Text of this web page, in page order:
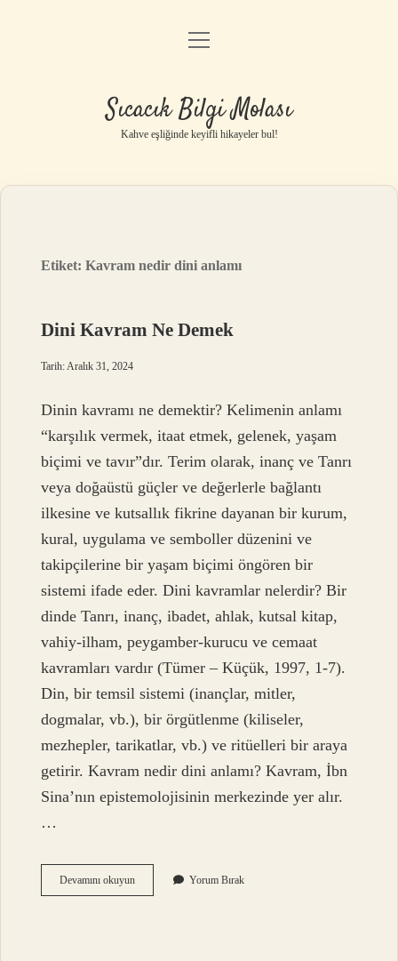
Anasayfa
Yasal Uyarı
menüyü
Sıcacık Bilgi Molası
Kahve eşliğinde keyifli hikayeler bul!
Etiket:Kavram nedir dini anlamı
Dini Kavram Ne Demek
Tarih: Aralık 31, 2024
Dinin kavramı ne demektir? Kelimenin anlamı
“karşılık vermek, itaat etmek, gelenek, yaşam
biçimi ve tavır”dır. Terim olarak, inanç ve Tanrı
veya doğaüstü güçler ve değerlerle bağlantı
ilkesine ve kutsallık fikrine dayanan bir kurum,
kural, uygulama ve semboller düzenini ve
takipçilerine bir yaşam biçimi öngören bir
sistemi ifade eder. Dini kavramlar nelerdir? Bir
dinde Tanrı, inanç, ibadet, ahlak, kutsal kitap,
vahiy-ilham, peygamber-kurucu ve cemaat
kavramları vardır (Tümer – Küçük, 1997, 1-7).
Din, bir temsil sistemi (inançlar, mitler,
dogmalar, vb.), bir örgütlenme (kiliseler,
mezhepler, tarikatlar, vb.) ve ritüelleri bir araya
getirir. Kavram nedir dini anlamı? Kavram, İbn
Sina’nın epistemolojisinin merkezinde yer alır.
…
Devamını okuyunDini
Kavram
Yorum Bırak